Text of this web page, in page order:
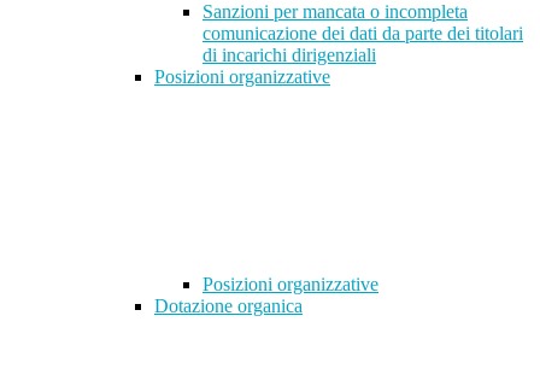
Sanzioni per mancata o incompleta
comunicazione dei dati da parte dei titolari
di incarichi dirigenziali
Posizioni organizzative
Posizioni organizzative
Dotazione organica